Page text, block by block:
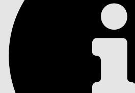
INHOUDSOPGAVE